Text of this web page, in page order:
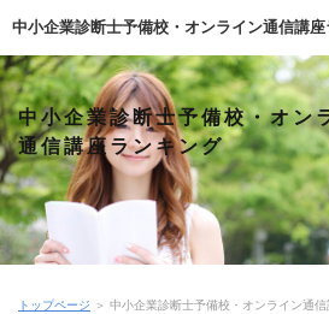
中小企業診断士予備校・オンライン通信講
中小企業診断士予備校・オン
通信講座ランキング
トップページ ＞ 中小企業診断士予備校・オンライン通